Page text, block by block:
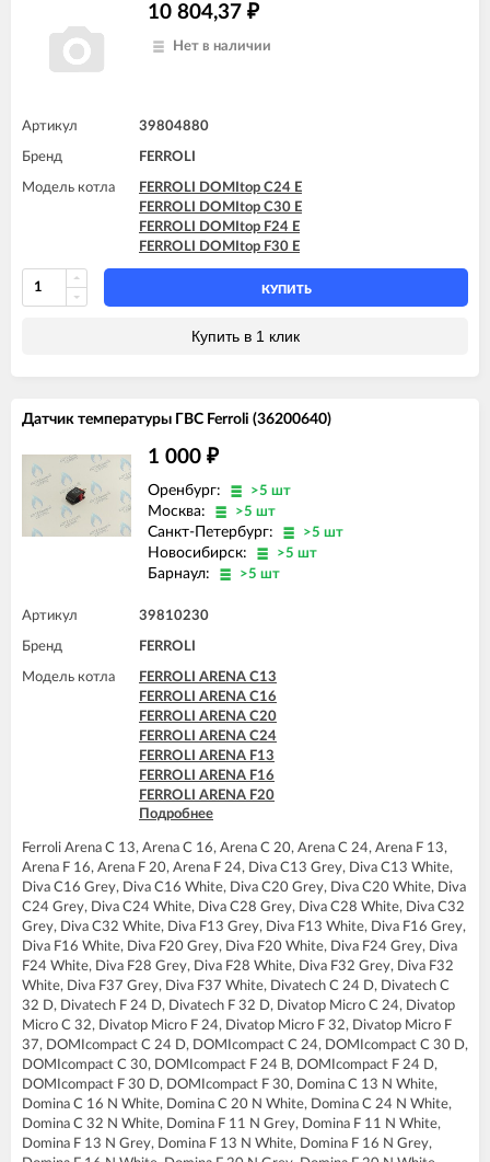
10 804,37 ₽
Нет в наличии
Артикул 39804880
Бренд FERROLI
Модель котла
FERROLI DOMItop C24 E
FERROLI DOMItop C30 E
FERROLI DOMItop F24 E
FERROLI DOMItop F30 E
КУПИТЬ
Купить в 1 клик
Датчик температуры ГВС Ferroli (36200640)
1 000 ₽
Оренбург: >5 шт
Москва: >5 шт
Санкт-Петербург: >5 шт
Новосибирск: >5 шт
Барнаул: >5 шт
Артикул 39810230
Бренд FERROLI
Модель котла
FERROLI ARENA C13
FERROLI ARENA C16
FERROLI ARENA C20
FERROLI ARENA C24
FERROLI ARENA F13
FERROLI ARENA F16
FERROLI ARENA F20
FERROLI ARENA F24
FERROLI BLUEHELIX PRO 32 C
FERROLI BLUEHELIX TECH 25C
FERROLI BLUEHELIX TECH 35C
FERROLI DIVA C13
FERROLI DIVA C16
FERROLI DIVA C20
FERROLI DIVA C24
FERROLI DIVA C28
FERROLI DIVA C32
FERROLI DIVA F13
FERROLI DIVA F16
FERROLI DIVA F20
FERROLI DIVA F24
FERROLI DIVA F28
FERROLI DIVA F32
FERROLI DIVA F37
Подробнее
Ferroli Arena C 13, Arena C 16, Arena C 20, Arena C 24, Arena F 13,
Arena F 16, Arena F 20, Arena F 24, Diva C13 Grey, Diva C13 White,
Diva C16 Grey, Diva C16 White, Diva C20 Grey, Diva C20 White, Diva
C24 Grey, Diva C24 White, Diva C28 Grey, Diva C28 White, Diva C32
Grey, Diva C32 White, Diva F13 Grey, Diva F13 White, Diva F16 Grey,
Diva F16 White, Diva F20 Grey, Diva F20 White, Diva F24 Grey, Diva
F24 White, Diva F28 Grey, Diva F28 White, Diva F32 Grey, Diva F32
White, Diva F37 Grey, Diva F37 White, Divatech C 24 D, Divatech C
32 D, Divatech F 24 D, Divatech F 32 D, Divatop Micro C 24, Divatop
Micro C 32, Divatop Micro F 24, Divatop Micro F 32, Divatop Micro F
37, DOMIcompact C 24 D, DOMIcompact C 24, DOMIcompact C 30 D,
DOMIcompact C 30, DOMIcompact F 24 B, DOMIcompact F 24 D,
DOMIcompact F 30 D, DOMIcompact F 30, Domina C 13 N White,
Domina C 16 N White, Domina C 20 N White, Domina C 24 N White,
Domina C 32 N White, Domina F 11 N Grey, Domina F 11 N White,
Domina F 13 N Grey, Domina F 13 N White, Domina F 16 N Grey,